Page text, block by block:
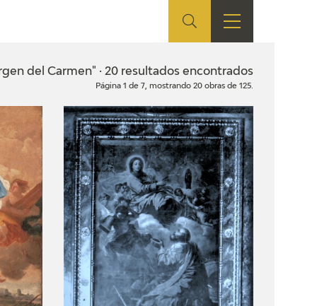
SHOP EDUCA
RECURSOS
EDUCATIVOS
ARASAAC
del Carmen" · 20 resultados encontrados
Página 1 de 7, mostrando 20 obras de 125.